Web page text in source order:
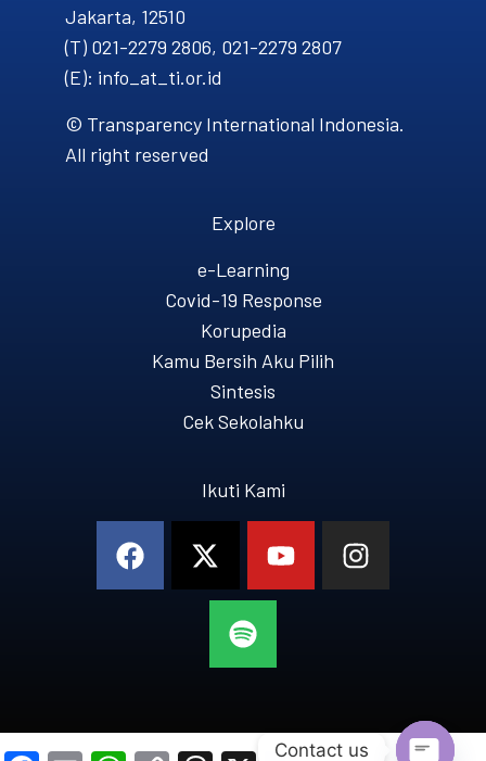
Jakarta, 12510
(T) 021-2279 2806, 021-2279 2807
(E): info_at_ti.or.id
© Transparency International Indonesia.
All right reserved
Explore
e-Learning
Covid-19 Response
Korupedia
Kamu Bersih Aku Pilih
Sintesis
Cek Sekolahku
Ikuti Kami
Contact us